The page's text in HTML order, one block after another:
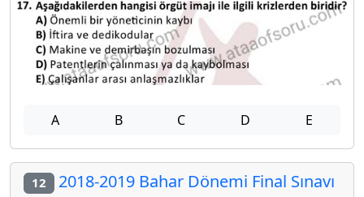
A B C D E
12 2018-2019 Bahar Dönemi Final Sınavı